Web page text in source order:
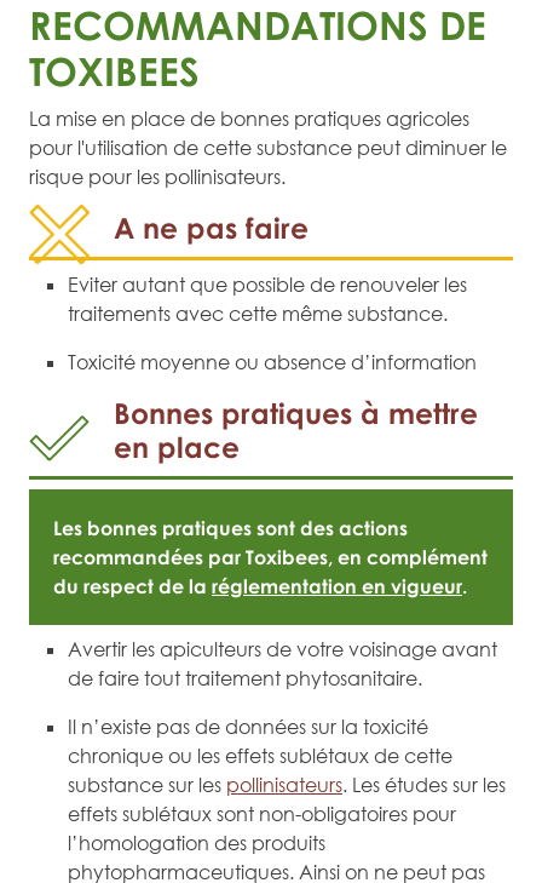
RECOMMANDATIONS DE
TOXIBEES
La mise en place de bonnes pratiques agricoles
pour l'utilisation de cette substance peut diminuer le
risque pour les pollinisateurs.
A ne pas faire
Eviter autant que possible de renouveler les
traitements avec cette même substance.
Toxicité moyenne ou absence d’information
Bonnes pratiques à mettre
en place
Les bonnes pratiques sont des actions
recommandées par Toxibees, en complément
du respect de la réglementation en vigueur.
Avertir les apiculteurs de votre voisinage avant
de faire tout traitement phytosanitaire.
Il n’existe pas de données sur la toxicité
chronique ou les effets sublétaux de cette
substance sur les pollinisateurs. Les études sur les
effets sublétaux sont non-obligatoires pour
l’homologation des produits
phytopharmaceutiques. Ainsi on ne peut pas